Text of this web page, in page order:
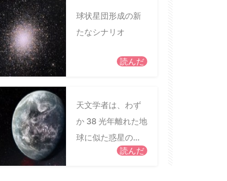
球状星団形成の新
たなシナリオ
読んだ
天文学者は、わず
か 38 光年離れた地
球に似た惑星の最
良の候補を見つけ
読んだ